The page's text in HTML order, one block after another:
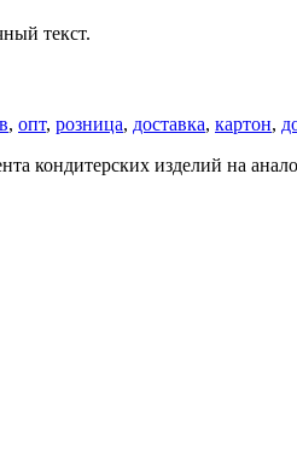
текст.
, опт, розница, доставка, картон,
кондитерских изделий на